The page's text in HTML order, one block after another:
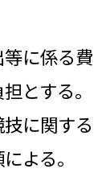
等に係る費
とする。
技に関する
よる。